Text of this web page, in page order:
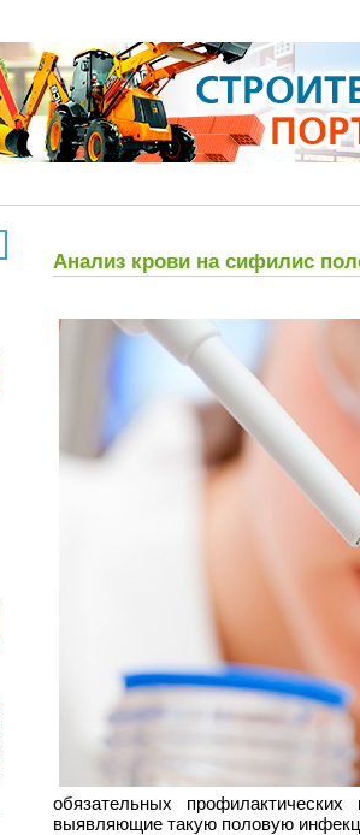
Анализ крови на сифилис
обязательных
выявляющие такую половую